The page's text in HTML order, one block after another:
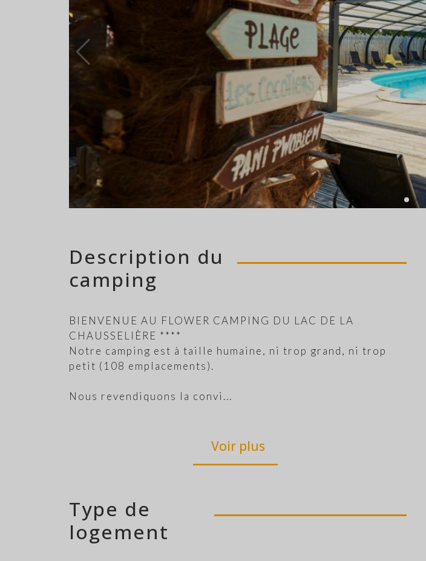
108 emplacements
Description du
camping
BIENVENUE AU FLOWER CAMPING DU LAC DE LA
CHAUSSELIÈRE ****
Notre camping est à taille humaine, ni trop grand, ni trop
petit (108 emplacements).
Nous revendiquons la convi ...
Voir plus
Type de
logement